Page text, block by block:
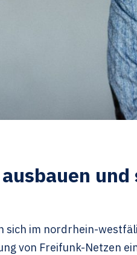
sich im nordrhein-
von Freifunk-Netzen